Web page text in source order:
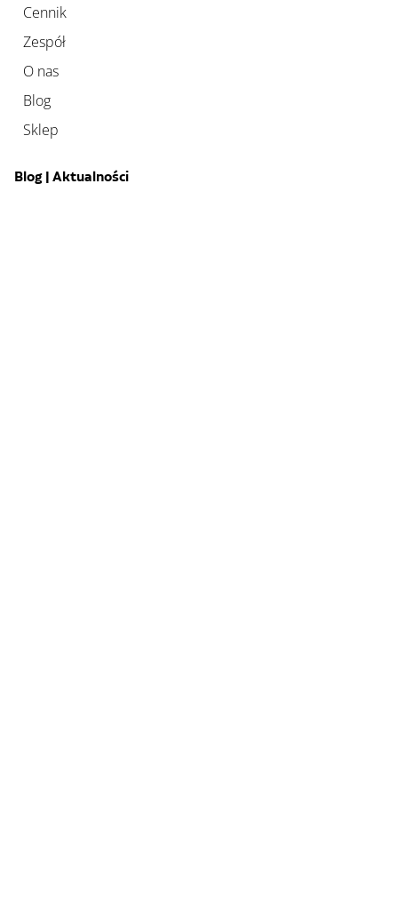
Cennik
Zespół
O nas
Blog
Sklep
Blog | Aktualności